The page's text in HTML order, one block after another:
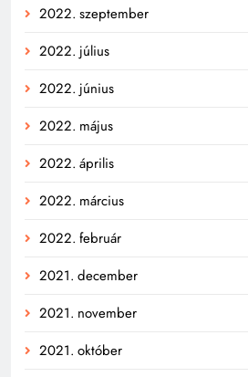
2022. szeptember
2022. július
2022. június
2022. május
2022. április
2022. március
2022. február
2021. december
2021. november
2021. október